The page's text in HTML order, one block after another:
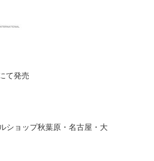
て発売
ショップ秋葉原・名古屋・大